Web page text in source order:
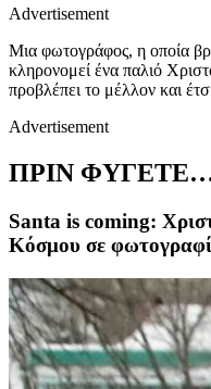
Advertisement
Μια φωτογράφος, η οποία
κληρονομεί ένα παλιό
προβλέπει το μέλλον και
Advertisement
ΠΡΙΝ
Santa is coming:
Κόσμου σε